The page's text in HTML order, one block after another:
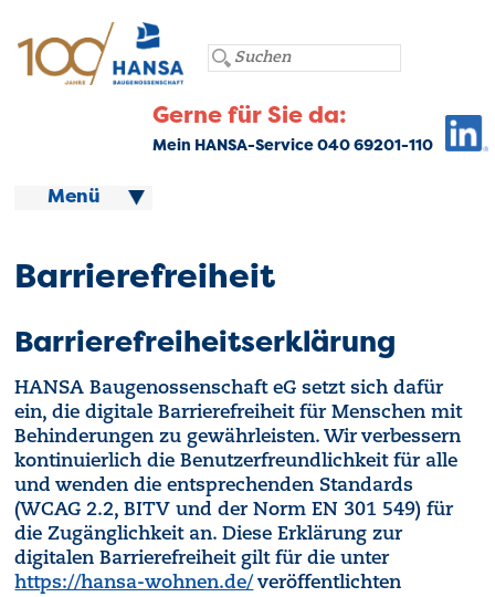
Gerne für Sie da:
Mein HANSA-Service 040 69201-110
Menü
Barrierefreiheit
Barrierefreiheitserklärung
HANSA Baugenossenschaft eG setzt sich dafür
ein, die digitale Barrierefreiheit für Menschen mit
Behinderungen zu gewährleisten. Wir verbessern
kontinuierlich die Benutzerfreundlichkeit für alle
und wenden die entsprechenden Standards
(WCAG 2.2, BITV und der Norm EN 301 549) für
die Zugänglichkeit an. Diese Erklärung zur
digitalen Barrierefreiheit gilt für die unter
https://hansa-wohnen.de/ veröffentlichten